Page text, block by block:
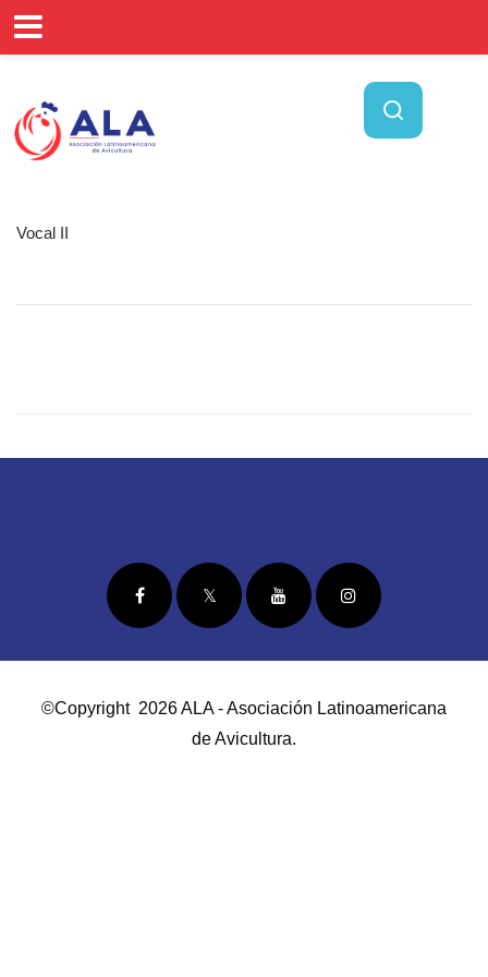
Vocal II
©Copyright 2026 ALA - Asociación Latinoamericana
de Avicultura.